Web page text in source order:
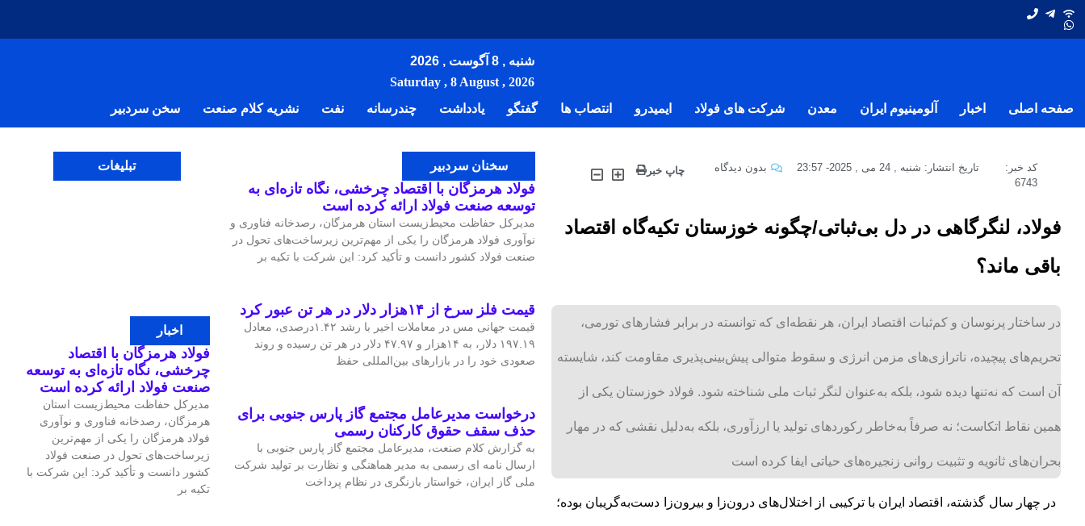
شنبه , 8 آگوست , 2026
Saturday , 8 August , 2026
صفحه اصلی
اخبار آلومینیوم ایران معدن شرکت های فولاد ایمیدرو انتصاب ها گفتگو یادداشت چندرسانه نفت نشریه کلام صنعت سخن سردبیر
کد خبر:
6743
تاریخ انتشار: شنبه , 24 می , 2025 -
23:57 بدون دیدگاه چاپ خبر
فولاد، لنگرگاهی در دل بی‌ثباتی/چگونه خوزستان تکیه‌گاه اقتصاد
باقی ماند؟
در ساختار پرنوسان و کم‌ثبات اقتصاد ایران، هر نقطه‌ای که توانسته در برابر فشارهای تورمی،
تحریم‌های پیچیده، ناترازی‌های مزمن انرژی و سقوط متوالی پیش‌بینی‌پذیری مقاومت کند، شایسته
آن است که نه‌تنها دیده شود، بلکه به‌عنوان لنگر ثبات ملی شناخته شود. فولاد خوزستان یکی از
همین نقاط اتکاست؛ نه صرفاً به‌خاطر رکوردهای تولید یا ارزآوری، بلکه به‌دلیل نقشی که در مهار
بحران‌های ثانویه و تثبیت روانی زنجیره‌های حیاتی ایفا کرده است
در چهار سال گذشته، اقتصاد ایران با ترکیبی از اختلال‌های درون‌زا و بیرون‌زا دست‌به‌گریبان بوده؛
سخنان سردبیر
فولاد هرمزگان با اقتصاد چرخشی، نگاه تازه‌ای به
توسعه صنعت فولاد ارائه کرده است
مدیرکل حفاظت محیط‌زیست استان هرمزگان، رصدخانه فناوری و
نوآوری فولاد هرمزگان را یکی از مهم‌ترین زیرساخت‌های تحول در
صنعت فولاد کشور دانست و تأکید کرد: این شرکت با تکیه بر
قیمت فلز سرخ از ۱۴هزار دلار در هر تن عبور کرد
قیمت جهانی مس در معاملات اخیر با رشد ۱.۴۲درصدی، معادل
۱۹۷.۱۹ دلار، به ۱۴هزار و ۴۷.۹۷ دلار در هر تن رسیده و روند
صعودی خود را در بازارهای بین‌المللی حفظ
درخواست مدیرعامل مجتمع گاز پارس جنوبی برای
حذف سقف حقوق کارکنان رسمی
به گزارش کلام صنعت، مدیرعامل مجتمع گاز پارس جنوبی با
ارسال نامه ای رسمی به مدیر هماهنگی و نظارت بر تولید شرکت
ملی گاز ایران، خواستار بازنگری در نظام پرداخت
تبلیغات
اخبار
فولاد هرمزگان با اقتصاد
چرخشی، نگاه تازه‌ای به توسعه
صنعت فولاد ارائه کرده است
مدیرکل حفاظت محیط‌زیست استان
هرمزگان، رصدخانه فناوری و نوآوری
فولاد هرمزگان را یکی از مهم‌ترین
زیرساخت‌های تحول در صنعت فولاد
کشور دانست و تأکید کرد: این شرکت با
تکیه بر